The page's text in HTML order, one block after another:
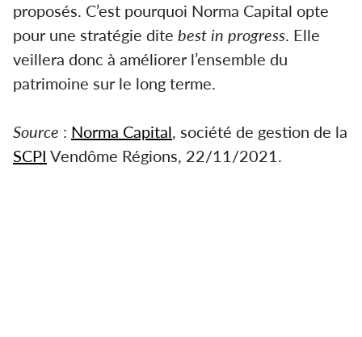
proposés. C’est pourquoi Norma Capital opte
pour une stratégie dite best in progress. Elle
veillera donc à améliorer l’ensemble du
patrimoine sur le long terme.
Source : Norma Capital, société de gestion de la
SCPI Vendôme Régions, 22/11/2021.